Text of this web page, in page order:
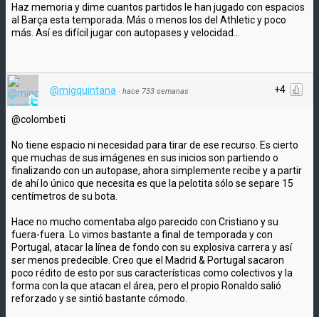
Haz memoria y dime cuantos partidos le han jugado con espacios
al Barça esta temporada. Más o menos los del Athletic y poco
más. Así es difícil jugar con autopases y velocidad...
+4
@migquintana · hace 733 semanas
@colombeti
No tiene espacio ni necesidad para tirar de ese recurso. Es cierto
que muchas de sus imágenes en sus inicios son partiendo o
finalizando con un autopase, ahora simplemente recibe y a partir
de ahí lo único que necesita es que la pelotita sólo se separe 15
centímetros de su bota.
Hace no mucho comentaba algo parecido con Cristiano y su
fuera-fuera. Lo vimos bastante a final de temporada y con
Portugal, atacar la línea de fondo con su explosiva carrera y así
ser menos predecible. Creo que el Madrid & Portugal sacaron
poco rédito de esto por sus características como colectivos y la
forma con la que atacan el área, pero el propio Ronaldo salió
reforzado y se sintió bastante cómodo.